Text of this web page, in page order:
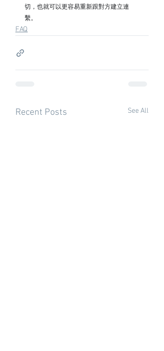
切，也就可以更容易重新跟對方建立連
繫。
FAQ
Recent Posts See All